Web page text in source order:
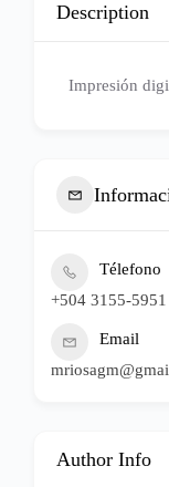
Description
Impresión
Télefono
+504 3155-5951
Email
Author Info